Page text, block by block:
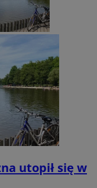
utopił się w